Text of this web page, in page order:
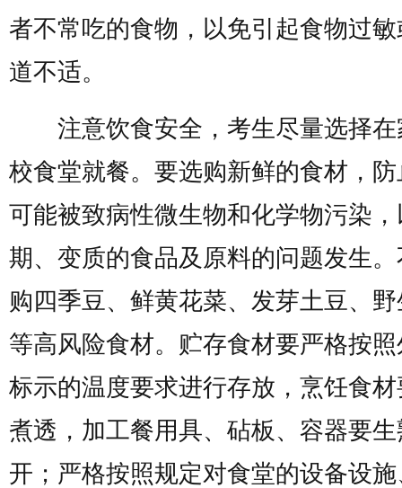
者不常吃的食物，以免引起食物过
道不适。
注意饮食安全，考生尽量选择在
校食堂就餐。要选购新鲜的食材，
可能被致病性微生物和化学物污染
期、变质的食品及原料的问题发生
购四季豆、鲜黄花菜、发芽土豆、
等高风险食材。贮存食材要严格按
标示的温度要求进行存放，烹饪食
煮透，加工餐用具、砧板、容器要
开；严格按照规定对食堂的设备设